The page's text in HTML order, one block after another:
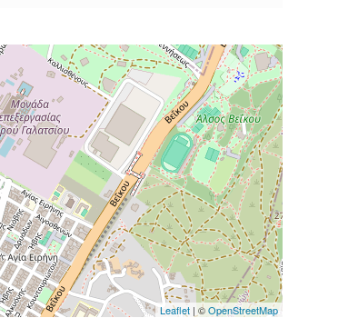
Leaflet | ©OpenStreetMap